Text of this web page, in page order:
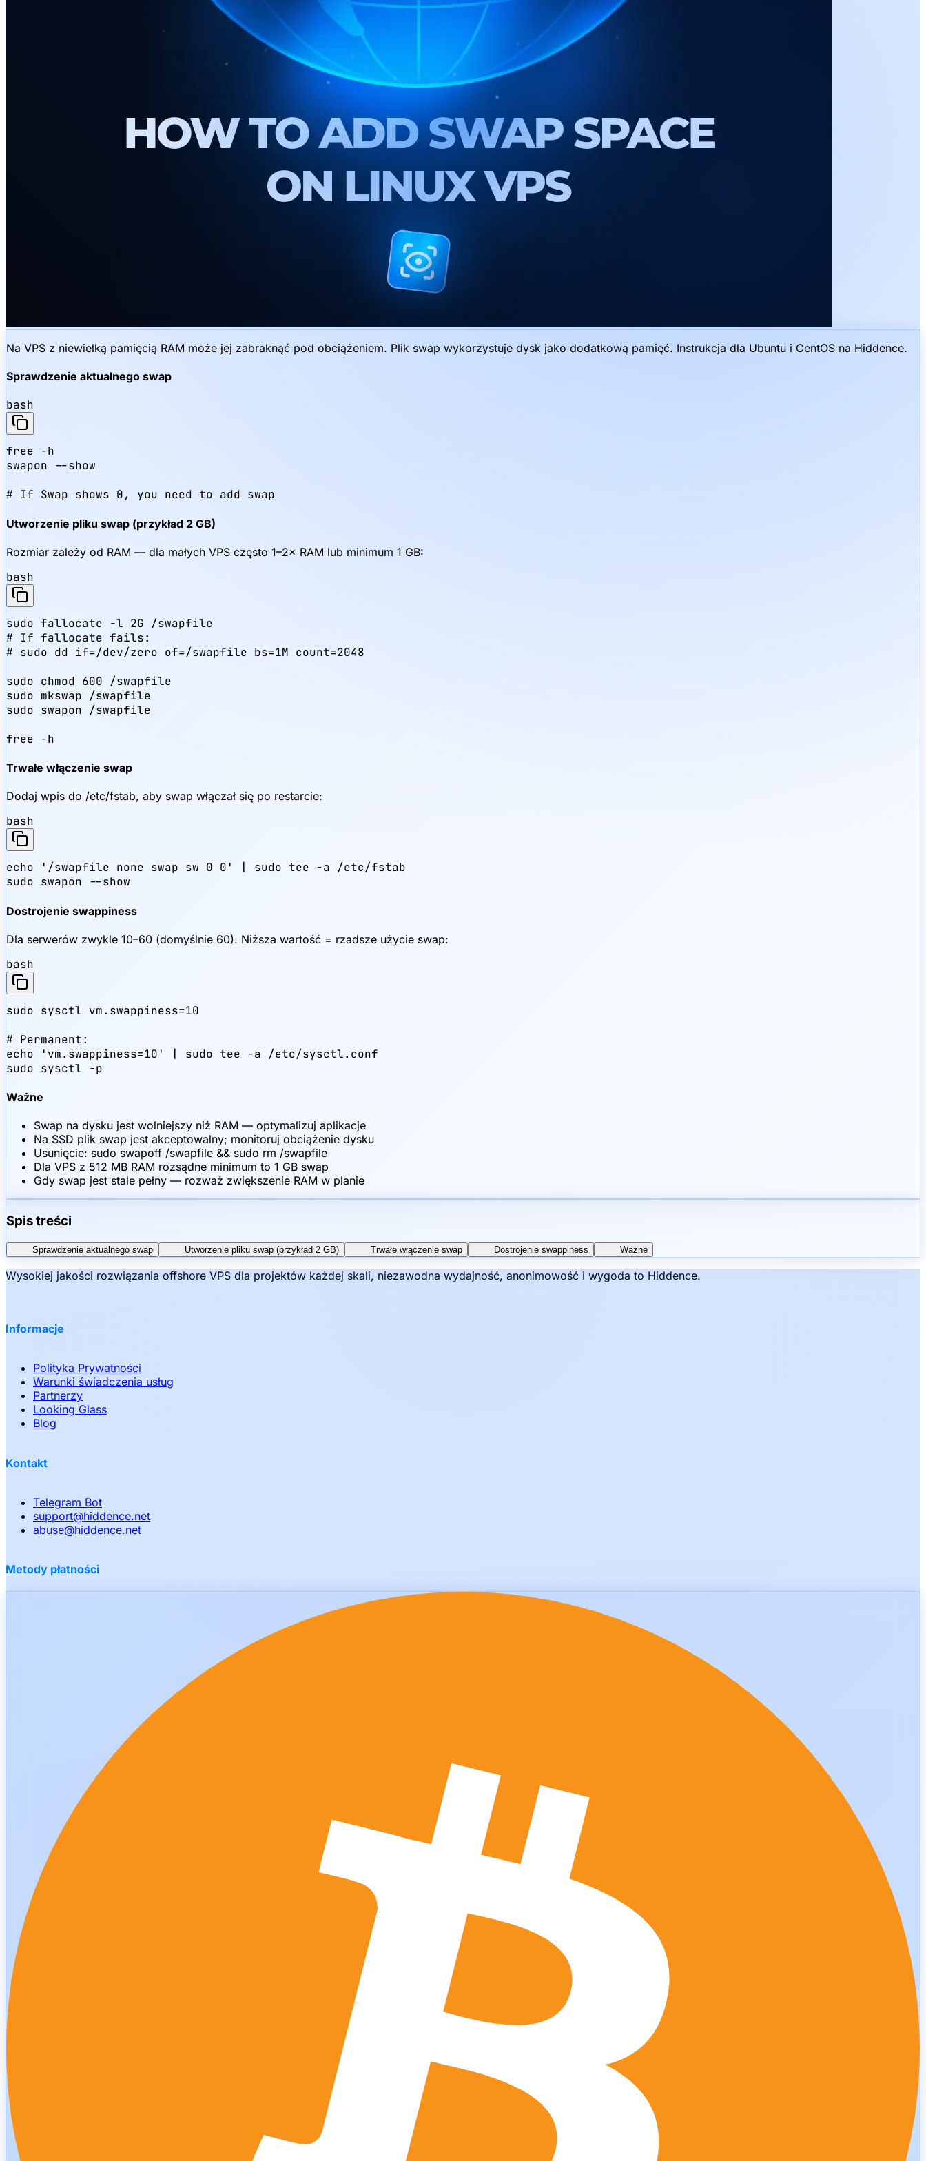
Na VPS z niewielką pamięcią RAM może jej zabraknąć pod obciążeniem. Plik swap wykorzystuje dysk jako dodatkową pamięć. Instrukcja dla Ubuntu i CentOS na Hiddence.
Sprawdzenie aktualnego swap
bash
free -h
swapon --show
# If Swap shows 0, you need to add swap
Utworzenie pliku swap (przykład 2 GB)
Rozmiar zależy od RAM — dla małych VPS często 1–2× RAM lub minimum 1 GB:
bash
sudo fallocate -l 2G /swapfile
# If fallocate fails:
# sudo dd if=/dev/zero of=/swapfile bs=1M count=2048
sudo chmod 600 /swapfile
sudo mkswap /swapfile
sudo swapon /swapfile
free -h
Trwałe włączenie swap
Dodaj wpis do /etc/fstab, aby swap włączał się po restarcie:
bash
echo '/swapfile none swap sw 0 0' | sudo tee -a /etc/fstab
sudo swapon --show
Dostrojenie swappiness
Dla serwerów zwykle 10–60 (domyślnie 60). Niższa wartość = rzadsze użycie swap:
bash
sudo sysctl vm.swappiness=10
# Permanent:
echo 'vm.swappiness=10' | sudo tee -a /etc/sysctl.conf
sudo sysctl -p
Ważne
Swap na dysku jest wolniejszy niż RAM — optymalizuj aplikacje
Na SSD plik swap jest akceptowalny; monitoruj obciążenie dysku
Usunięcie: sudo swapoff /swapfile && sudo rm /swapfile
Dla VPS z 512 MB RAM rozsądne minimum to 1 GB swap
Gdy swap jest stale pełny — rozważ zwiększenie RAM w planie
Spis treści
Sprawdzenie aktualnego swap Utworzenie pliku swap (przykład 2 GB) Trwałe włączenie swap Dostrojenie swappiness Ważne
Wysokiej jakości rozwiązania offshore VPS dla projektów każdej skali, niezawodna wydajność, anonimowość i wygoda to Hiddence.
Informacje
Polityka Prywatności
Warunki świadczenia usług
Partnerzy
Looking Glass
Blog
Kontakt
Telegram Bot
support@hiddence.net
abuse@hiddence.net
Metody płatności